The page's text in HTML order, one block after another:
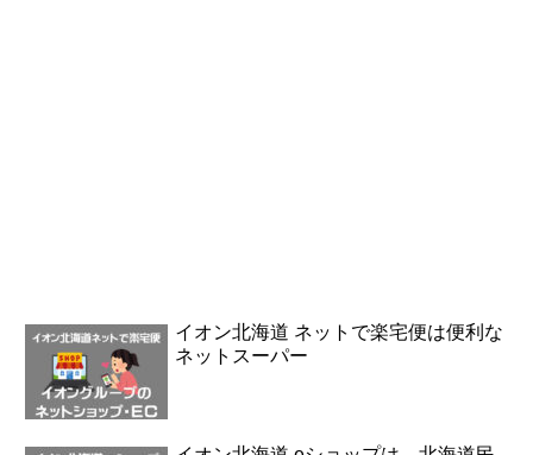
イオン北海道 ネットで楽宅便は便利な
ネットスーパー